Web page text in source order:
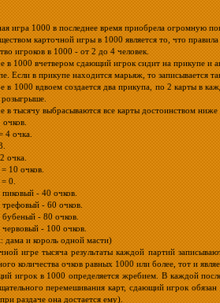
игра 1000 в последнее время приобрела огромную
карточной игры в 1000 является то, что
игроков в 1000 - от 2 до 4 человек.
в 1000 вчетвером сдающий игрок сидит на прикупе и
Если в прикупе находится марьяж, то записывается
в 1000 вдвоем создается два прикупа, по 2 карты в
розыгрыше.
в тысячу выбрасываются все карты достоинством
4 очка.
очка.
10 очков.
0.
- 40 очков.
- 60 очков.
- 80 очков.
- 100 очков.
дама и король одной масти)
игре тысяча результаты каждой партий
количества очков равных 1000 или более, тот и
игрок в 1000 определяется жребием. В каждой
перемешивания карт, сдающий игрок
раздаче она достается ему).